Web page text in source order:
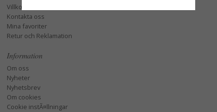
Villkor
Kontakta oss
Mina favoriter
Retur och Reklamation
Information
Om oss
Nyheter
Nyhetsbrev
Om cookies
Cookie instÃ¤llningar